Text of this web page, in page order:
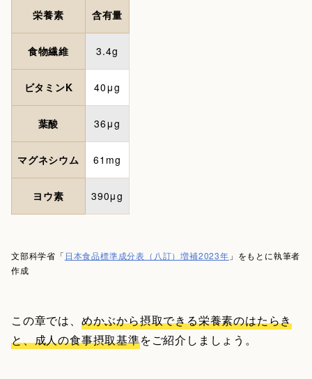
栄養素 含有量
食物繊維 3.4g
ビタミンK 40μg
葉酸 36μg
マグネシウム 61mg
ヨウ素 390μg
文部科学省「 日本食品標準成分表（八訂）増補2023年 」をもとに執筆者
作成
この章では、 めかぶから摂取できる栄養素のはたらき
と、成人の食事摂取基準をご紹介しましょう。